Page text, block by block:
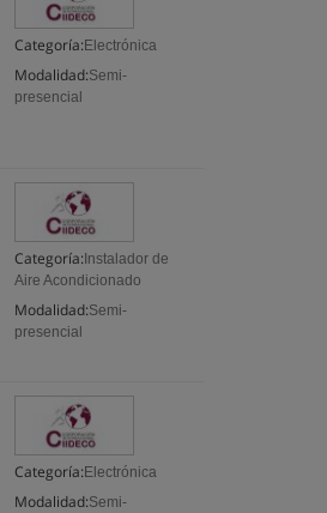
Categoría: Electrónica
Modalidad:Semi-
presencial
Categoría: Instalador de
Aire Acondicionado
Modalidad:Semi-
presencial
Categoría: Electrónica
Modalidad:Semi-